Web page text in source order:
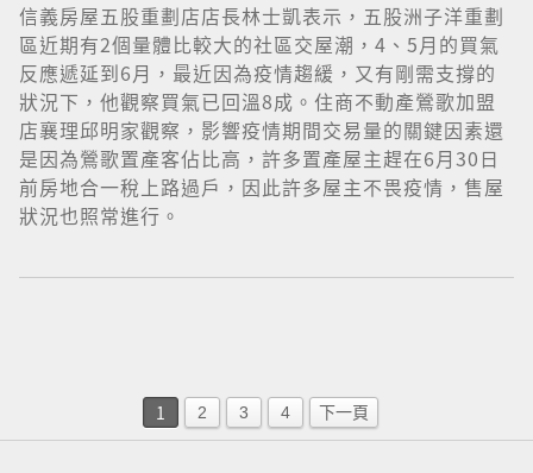
信義房屋五股重劃店店長林士凱表示，五股洲子洋重劃
區近期有2個量體比較大的社區交屋潮，4、5月的買氣
反應遞延到6月，最近因為疫情趨緩，又有剛需支撐的
狀況下，他觀察買氣已回溫8成。住商不動產鶯歌加盟
店襄理邱明家觀察，影響疫情期間交易量的關鍵因素還
是因為鶯歌置產客佔比高，許多置產屋主趕在6月30日
前房地合一稅上路過戶，因此許多屋主不畏疫情，售屋
狀況也照常進行。
1 2 3 4 下一頁